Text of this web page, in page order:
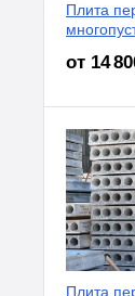
Плита
от 14
Плита